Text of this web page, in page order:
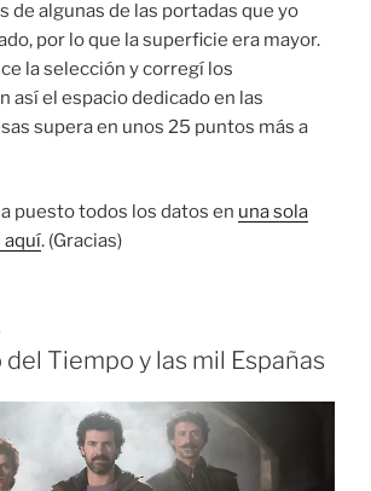
de algunas de las portadas que yo
por lo que la superficie era mayor.
la selección y corregí los
así el espacio dedicado en las
supera en unos 25 puntos más a
puesto todos los datos en una sola
aquí. (Gracias)
Tiempo y las mil Españas